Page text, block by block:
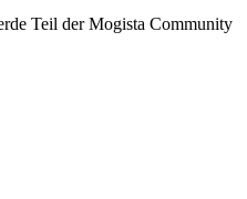
Teil der Mogista Community